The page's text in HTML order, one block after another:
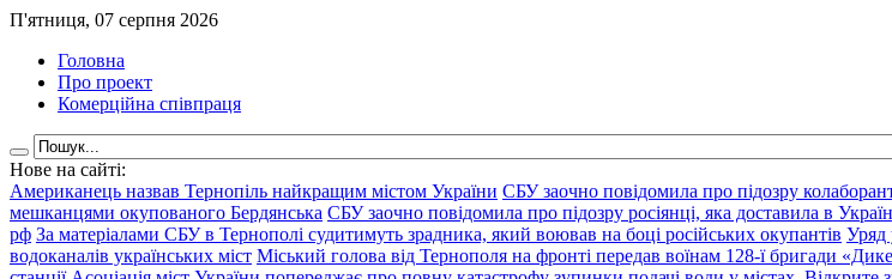
П'ятниця, 07 серпня 2026
Головна
Про проект
Комерційна співпраця
Нове на сайті:
Американець назвав Тернопіль найкращим містом України СБУ заочно повідомила про підозру
мешканцями окупованого Бердянська СБУ заочно повідомила про підозру росіянці, яка доставила в
рф За матеріалами СБУ в Тернополі судитимуть зрадника, який воював на боці російських окупантів Уряд
водоканалів українських міст Міський голова від Тернополя на фронті передав воїнам 128-ї бригади